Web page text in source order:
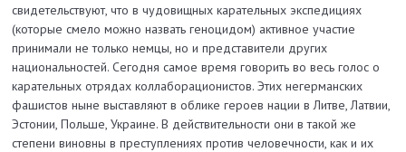
свидетельствуют, что в чудовищных карательных экспедициях
(которые смело можно назвать геноцидом) активное участие
принимали не только немцы, но и представители других
национальностей. Сегодня самое время говорить во весь голос о
карательных отрядах коллаборационистов. Этих негерманских
фашистов ныне выставляют в облике героев нации в Литве, Латвии,
Эстонии, Польше, Украине. В действительности они в такой же
степени виновны в преступлениях против человечности, как и их